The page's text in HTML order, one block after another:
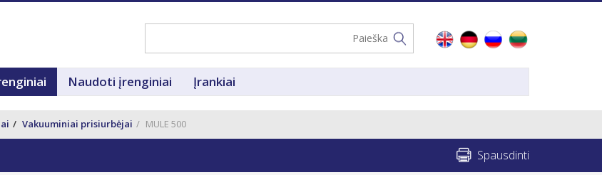
Naudoti įrenginiai Įrankiai
Vakuuminiai prisiurbėjai MULE 500
Spausdinti